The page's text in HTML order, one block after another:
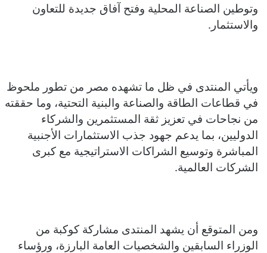
وتوطين الصناعة المحلية وفتح آفاق جديدة للتعاون
والاستثمار.
ويأتي المنتدى في ظل ما تشهده مصر من تطور ملحوظ
في قطاعات الطاقة والصناعة والبنية التحتية، وما حققته
من نجاحات في تعزيز ثقة المستثمرين والشركاء
الدوليين، بما يدعم جهود جذب الاستثمارات الأجنبية
المباشرة وتوسيع الشراكات الاستراتيجية مع كبرى
الشركات العالمية.
ومن المتوقع أن يشهد المنتدى مشاركة كوكبة من
الوزراء السابقين والشخصيات العامة البارزة، ورؤساء